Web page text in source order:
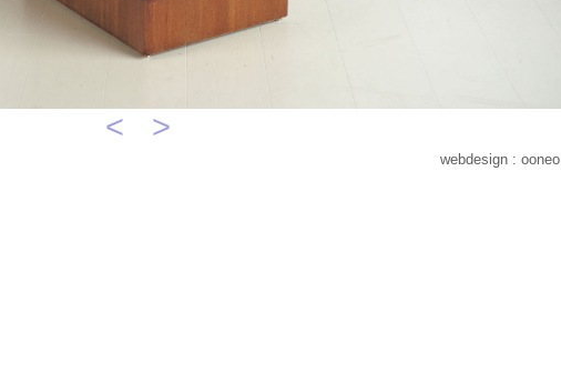
< >
webdesign : ooneo